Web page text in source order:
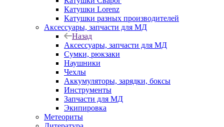
Катушки Lorenz
Катушки разных производителей
Аксессуары, запчасти для МД
Назад
Аксессуары, запчасти для МД
Сумки, рюкзаки
Наушники
Чехлы
Аккумуляторы, зарядки, боксы
Инструменты
Запчасти для МД
Экипировка
Метеориты